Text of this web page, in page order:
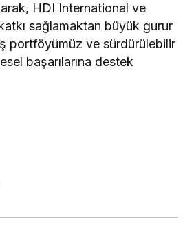
HDI International ve
katkı sağlamaktan büyük gurur
portföyümüz ve sürdürülebilir
başarılarına destek